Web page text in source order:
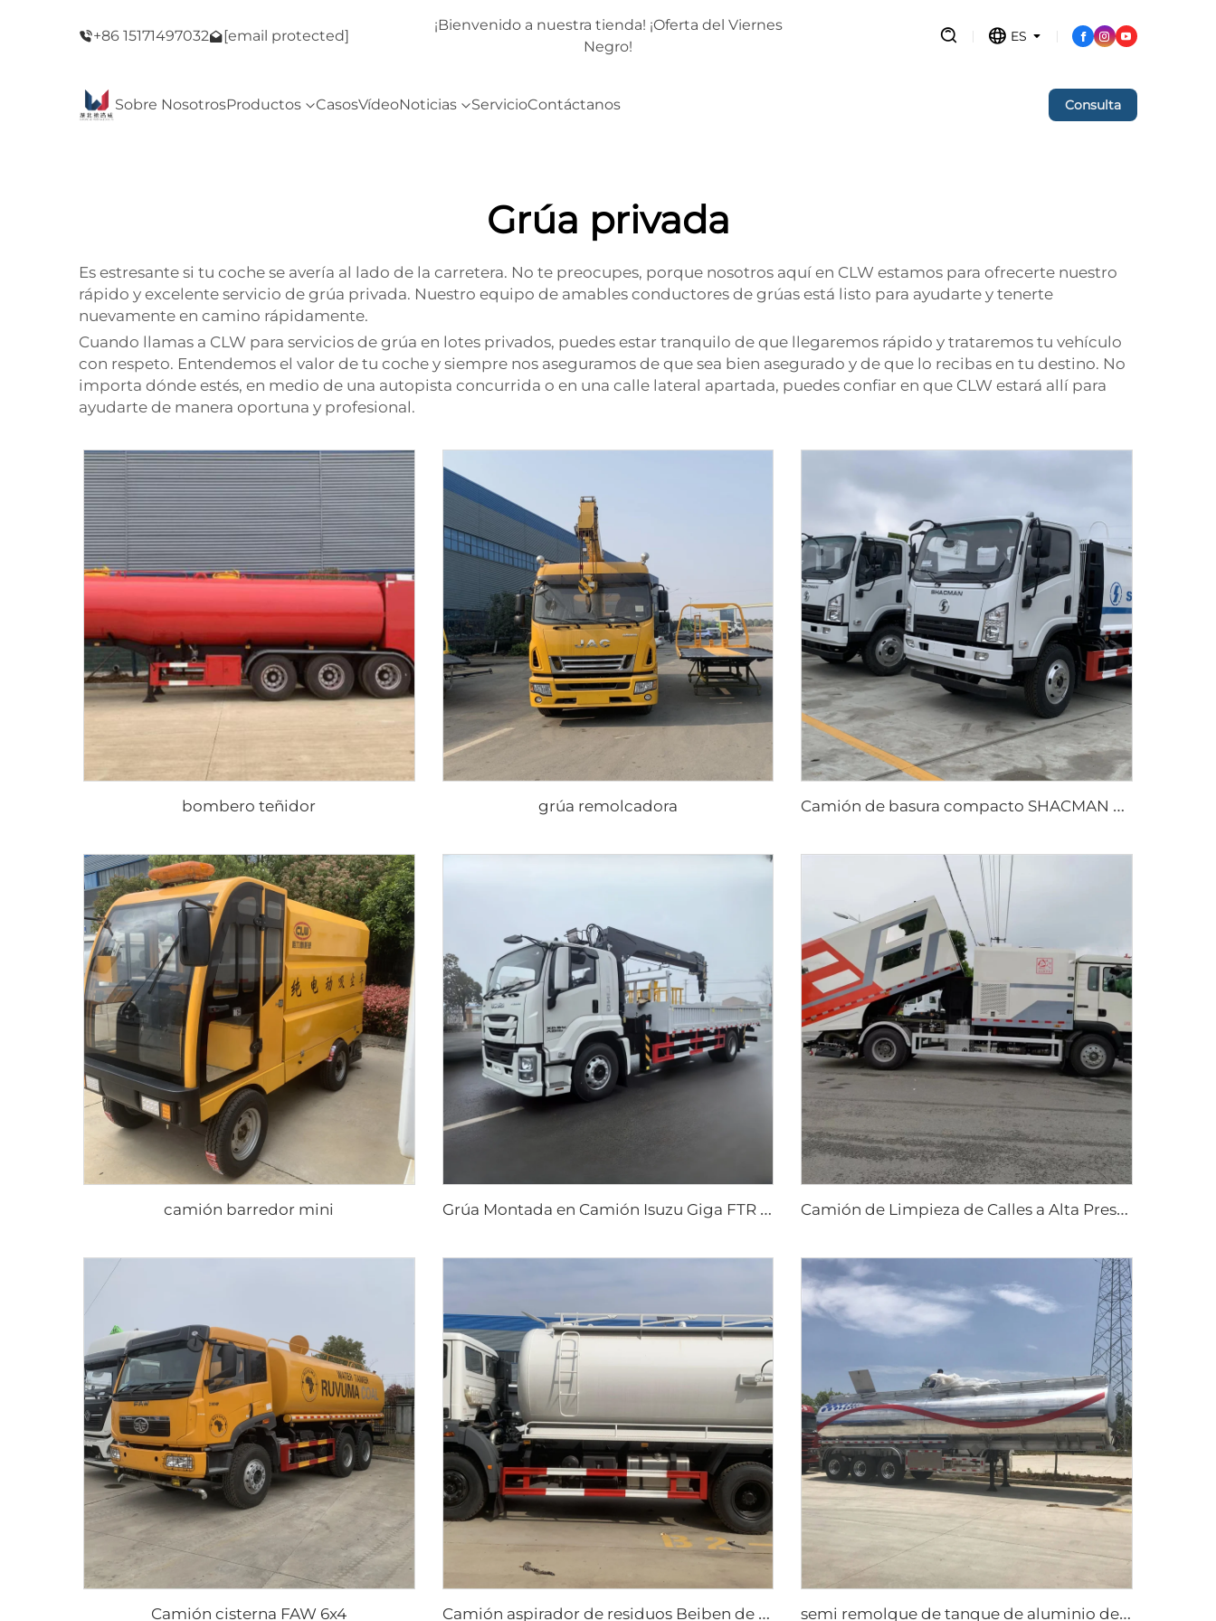
+86 15171497032 [email protected]
Negro!
¡Bienvenido a nuestra tienda! ¡Oferta del Viernes
Negro!
ES
Sobre NosotrosProductos CasosVídeoNoticias ServicioContáctanos Consulta
Grúa privada
Es estresante si tu coche se avería al lado de la carretera. No te preocupes, porque nosotros aquí en CLW estamos para ofrecerte nuestro
rápido y excelente servicio de grúa privada. Nuestro equipo de amables conductores de grúas está listo para ayudarte y tenerte
nuevamente en camino rápidamente.
Cuando llamas a CLW para servicios de grúa en lotes privados, puedes estar tranquilo de que llegaremos rápido y trataremos tu vehículo
con respeto. Entendemos el valor de tu coche y siempre nos aseguramos de que sea bien asegurado y de que lo recibas en tu destino. No
importa dónde estés, en medio de una autopista concurrida o en una calle lateral apartada, puedes confiar en que CLW estará allí para
ayudarte de manera oportuna y profesional.
bombero teñidor grúa remolcadora C
amión de basura compacto SHACMAN de 6 CBM
camión barredor mini G
rúa Montada en Camión Isuzu Giga FTR 205 hp C
amión de Limpieza de Calles a Alta Presión
Camión cisterna FAW 6x4 C
amión aspirador de residuos Beiben de 8000 litros s
emi remolque de tanque de aluminio de 3 ejes